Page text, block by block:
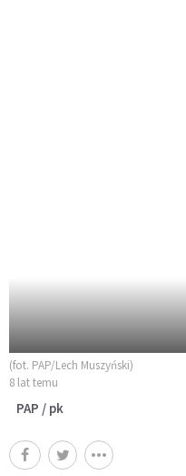
(fot. PAP/Lech Muszyński)
8 lat temu
PAP / pk